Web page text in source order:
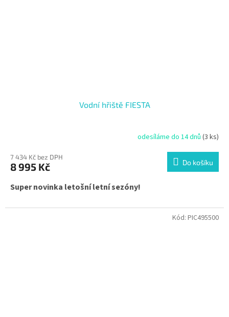
Vodní hřiště FIESTA
odesíláme do 14 dnů (3 ks)
7 434 Kč bez DPH
8 995 Kč Do košíku
Super novinka letošní letní sezóny!
Kód: PIC495500